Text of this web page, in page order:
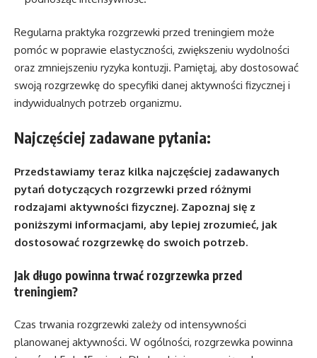
Regularna praktyka rozgrzewki przed treningiem może
pomóc w poprawie elastyczności, zwiększeniu wydolności
oraz zmniejszeniu ryzyka kontuzji. Pamiętaj, aby dostosować
swoją rozgrzewkę do specyfiki danej aktywności fizycznej i
indywidualnych potrzeb organizmu.
Najczęściej zadawane pytania:
Przedstawiamy teraz kilka najczęściej zadawanych
pytań dotyczących rozgrzewki przed różnymi
rodzajami aktywności fizycznej. Zapoznaj się z
poniższymi informacjami, aby lepiej zrozumieć, jak
dostosować rozgrzewkę do swoich potrzeb.
Jak długo powinna trwać rozgrzewka przed
treningiem?
Czas trwania rozgrzewki zależy od intensywności
planowanej aktywności. W ogólności, rozgrzewka powinna